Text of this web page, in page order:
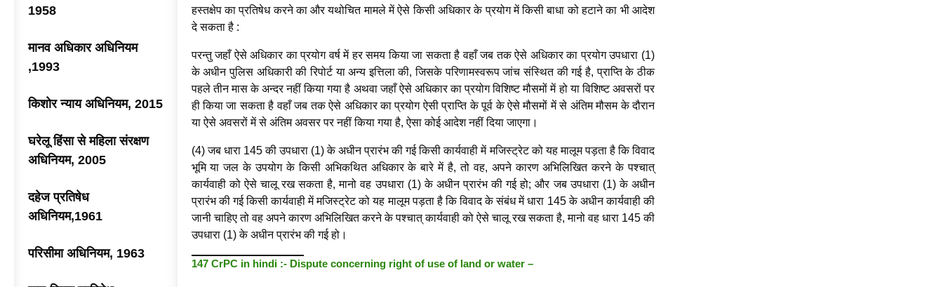
1958
मानव अधिकार अधिनियम
,1993
किशोर न्याय अधिनियम, 2015
घरेलू हिंसा से महिला संरक्षण
अधिनियम, 2005
दहेज प्रतिषेध
अधिनियम,1961
परिसीमा अधिनियम, 1963
हस्तक्षेप का प्रतिषेध करने का और यथोचित मामले में ऐसे किसी अधिकार के प्रयोग में किसी बाधा को हटाने का भी आदेश
दे सकता है :
परन्तु जहाँ ऐसे अधिकार का प्रयोग वर्ष में हर समय किया जा सकता है वहाँ जब तक ऐसे अधिकार का प्रयोग उपधारा (1)
के अधीन पुलिस अधिकारी की रिपोर्ट या अन्य इत्तिला की, जिसके परिणामस्वरूप जांच संस्थित की गई है, प्राप्ति के ठीक
पहले तीन मास के अन्दर नहीं किया गया है अथवा जहाँ ऐसे अधिकार का प्रयोग विशिष्ट मौसमों में हो या विशिष्ट अवसरों पर
ही किया जा सकता है वहाँ जब तक ऐसे अधिकार का प्रयोग ऐसी प्राप्ति के पूर्व के ऐसे मौसमों में से अंतिम मौसम के दौरान
या ऐसे अवसरों में से अंतिम अवसर पर नहीं किया गया है, ऐसा कोई आदेश नहीं दिया जाएगा।
(4) जब धारा 145 की उपधारा (1) के अधीन प्रारंभ की गई किसी कार्यवाही में मजिस्ट्रेट को यह मालूम पड़ता है कि विवाद
भूमि या जल के उपयोग के किसी अभिकथित अधिकार के बारे में है, तो वह, अपने कारण अभिलिखित करने के पश्चात्
कार्यवाही को ऐसे चालू रख सकता है, मानो वह उपधारा (1) के अधीन प्रारंभ की गई हो; और जब उपधारा (1) के अधीन
प्रारंभ की गई किसी कार्यवाही में मजिस्ट्रेट को यह मालूम पड़ता है कि विवाद के संबंध में धारा 145 के अधीन कार्यवाही की
जानी चाहिए तो वह अपने कारण अभिलिखित करने के पश्चात् कार्यवाही को ऐसे चालू रख सकता है, मानो वह धारा 145 की
उपधारा (1) के अधीन प्रारंभ की गई हो।
147 CrPC in hindi :- Dispute concerning right of use of land or water –